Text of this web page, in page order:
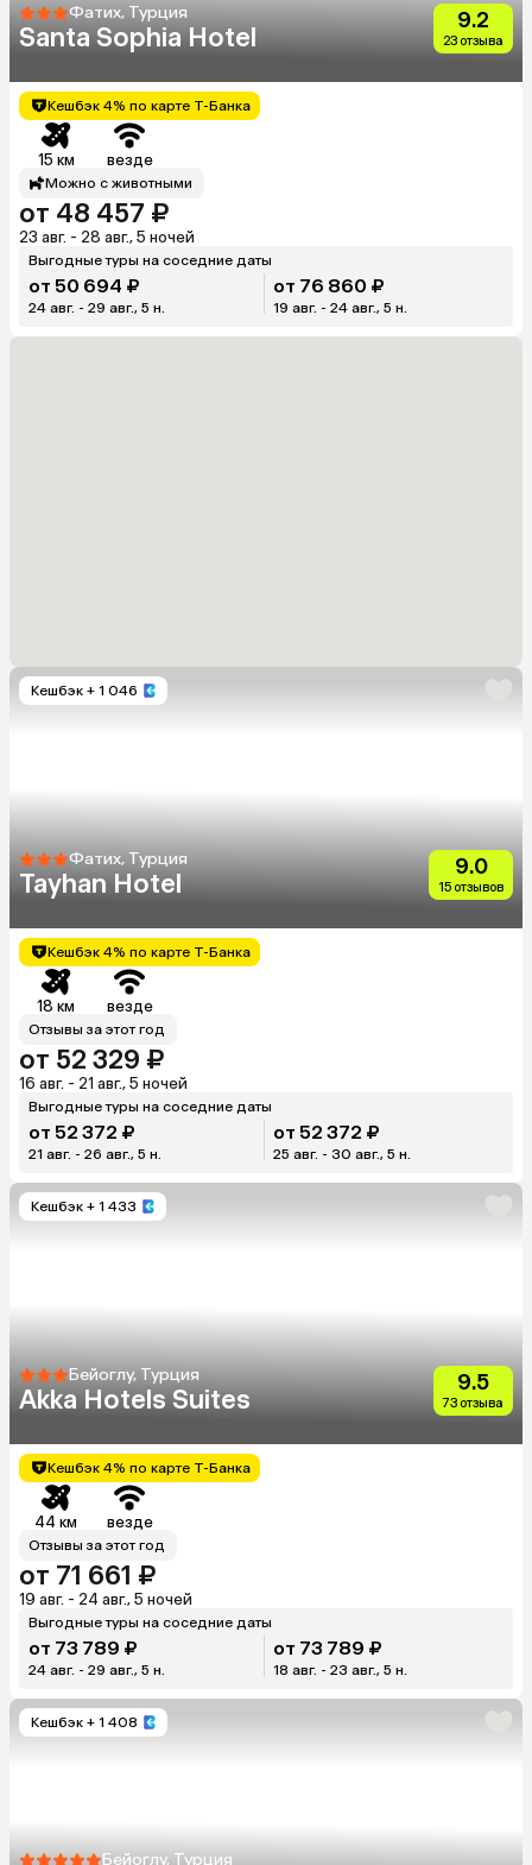
Фатих, Турция
Santa Sophia Hotel
9.2
23 отзыва
Кешбэк 4% по карте Т-Банка
15 км везде
Можно с животными
от 48 457 ₽
23 авг. - 28 авг., 5 ночей
Выгодные туры на соседние даты
от 50 694 ₽
24 авг. - 29 авг., 5 н.
от 76 860 ₽
19 авг. - 24 авг., 5 н.
Кешбэк + 1 046
Фатих, Турция
Tayhan Hotel
9.0
15 отзывов
Кешбэк 4% по карте Т-Банка
18 км везде
Отзывы за этот год
от 52 329 ₽
16 авг. - 21 авг., 5 ночей
Выгодные туры на соседние даты
от 52 372 ₽
21 авг. - 26 авг., 5 н.
от 52 372 ₽
25 авг. - 30 авг., 5 н.
Кешбэк + 1 433
Бейоглу, Турция
Akka Hotels Suites
9.5
73 отзыва
Кешбэк 4% по карте Т-Банка
44 км везде
Отзывы за этот год
от 71 661 ₽
19 авг. - 24 авг., 5 ночей
Выгодные туры на соседние даты
от 73 789 ₽
24 авг. - 29 авг., 5 н.
от 73 789 ₽
18 авг. - 23 авг., 5 н.
Кешбэк + 1 408
Бейоглу, Турция